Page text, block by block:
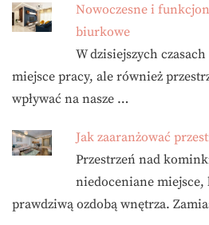
Nowoczesne i
biurkowe
W dzisiejszych
miejsce pracy, ale również
wpływać na nasze …
Jak zaaranżować
Przestrzeń nad
niedoceniane miejsce,
prawdziwą ozdobą wnętrza.